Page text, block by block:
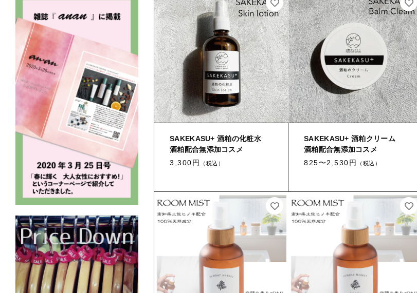
SAKEKASU+ 酒粕の化粧水
酒粕配合無添加コスメ
3,300円
（税込）
SAKEKASU+ 酒粕クリーム
酒粕配合無添加コスメ
825〜2,530円
（税込）